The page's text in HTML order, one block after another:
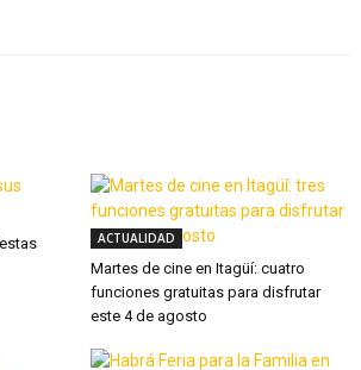
ACTUALIDAD
Martes de cine en Itagüí: cuatro
funciones gratuitas para disfrutar
este 4 de agosto